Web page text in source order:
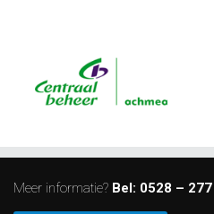
Meer informatie? Bel: 0528 –